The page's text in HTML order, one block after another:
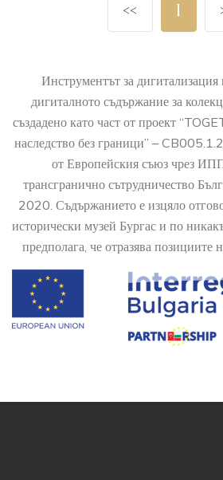
<< 1
Инструментът за
дигиталното съдържание за
създадено като част от проект
наследство без граници” –
от Европейския съюз чрез
трансгранично сътрудничество
2020. Съдържанието е изцяло
исторически музей Бургас и по
предполага, че отразява позициите